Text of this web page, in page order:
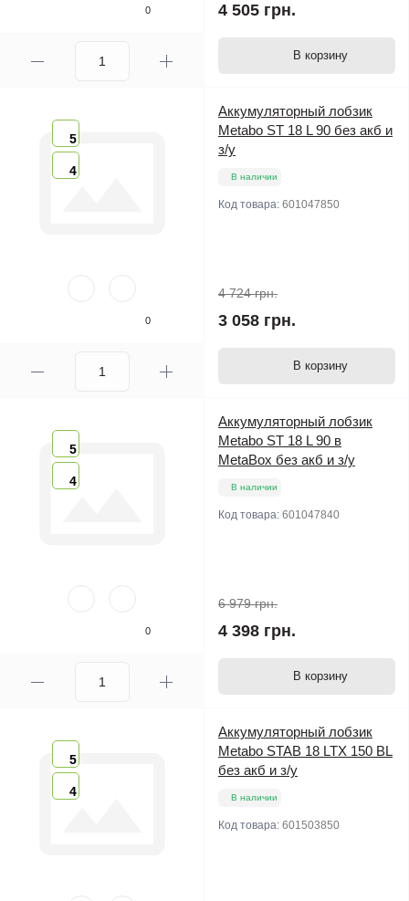
0 4 505 грн.
В корзину
5
4
0
Аккумуляторный лобзик
Metabo ST 18 L 90 без акб и
з/у
В наличии
Код товара: 601047850
4 724 грн.
3 058 грн.
В корзину
5
4
0
Аккумуляторный лобзик
Metabo ST 18 L 90 в
MetaBox без акб и з/у
В наличии
Код товара: 601047840
6 979 грн.
4 398 грн.
В корзину
5
4
Аккумуляторный лобзик
Metabo STAB 18 LTX 150 BL
без акб и з/у
В наличии
Код товара: 601503850